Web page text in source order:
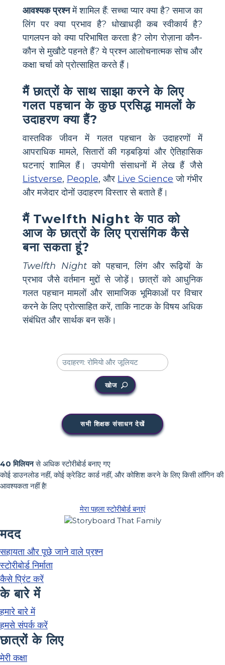
आवश्यक प्रश्नमें शामिल हैं: सच्चा प्यार क्या है? समाज का
लिंग पर क्या प्रभाव है? धोखाधड़ी कब स्वीकार्य है?
पागलपन को क्या परिभाषित करता है? लोग रोज़ाना कौन-
कौन से मुखौटे पहनते हैं? ये प्रश्न आलोचनात्मक सोच और
कक्षा चर्चा को प्रोत्साहित करते हैं।
मैं छात्रों के साथ साझा करने के लिए
गलत पहचान के कुछ प्रसिद्ध मामलों के
उदाहरण क्या हैं?
वास्तविक जीवन में गलत पहचान के उदाहरणों में
आपराधिक मामले, सितारों की गड़बड़ियां और ऐतिहासिक
घटनाएं शामिल हैं। उपयोगी संसाधनों में लेख हैं जैसे
Listverse, People, और Live Science जो गंभीर
और मजेदार दोनों उदाहरण विस्तार से बताते हैं।
मैं Twelfth Night के पाठ को
आज के छात्रों के लिए प्रासंगिक कैसे
बना सकता हूं?
Twelfth Nightको पहचान, लिंग और रूढ़ियों के
प्रभाव जैसे वर्तमान मुद्दों से जोड़ें। छात्रों को आधुनिक
गलत पहचान मामलों और सामाजिक भूमिकाओं पर विचार
करने के लिए प्रोत्साहित करें, ताकि नाटक के विषय अधिक
संबंधित और सार्थक बन सकें।
खोज
सभी शिक्षक संसाधन देखें
40 मिलियनसे अधिक स्टोरीबोर्ड बनाए गए
कोई डाउनलोड नहीं, कोई क्रेडिट कार्ड नहीं, और कोशिश करने के लिए किसी लॉगिन की
आवश्यकता नहीं है!
मेरा पहला स्टोरीबोर्ड बनाएं
मदद
सहायता और पूछे जाने वाले प्रश्न
स्टोरीबोर्ड निर्माता
कैसे प्रिंट करें
के बारे में
हमारे बारे में
हमसे संपर्क करें
छात्रों के लिए
मेरी कक्षा